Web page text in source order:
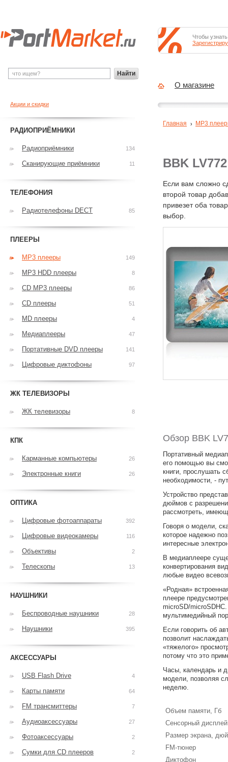
BBK
Если вам сложно
второй товар
привезет оба
выбор.
Обзор BBK
Портативный
его помощью вы
книги, прослушать
необходимости, -
Устройство
дюймов с
рассмотреть,
Говоря о модели,
которое надежно
интересные
В медиаплеере
конвертирования
любые видео
«Родная»
плеере
microSD/
мультимедийный
Если говорить об
позволит
«тяжелого»
потому что это
Часы, календарь и
модели, позволяя
неделю.
Объем памяти, Гб
Сенсорный дисплей
Размер экрана,
FM-тюнер
Диктофон
Главная MP3
Акции и скидки
РАДИОПРИЁМНИКИ
Радиоприёмники 134
Сканирующие приёмники 11
ТЕЛЕФОНИЯ
Радиотелефоны DECT 85
ПЛЕЕРЫ
MP3 плееры 149
MP3 HDD плееры 8
CD MP3 плееры 86
CD плееры 51
MD плееры 4
Медиаплееры 47
Портативные DVD плееры 141
Цифровые диктофоны 97
ЖК ТЕЛЕВИЗОРЫ
ЖК телевизоры 8
КПК
Карманные компьютеры 26
Электронные книги 26
ОПТИКА
Цифровые фотоаппараты 392
Цифровые видеокамеры 116
Объективы 2
Телескопы 13
НАУШНИКИ
Беспроводные наушники 28
Наушники 395
АКСЕССУАРЫ
USB Flash Drive 4
Карты памяти 64
FM трансмиттеры 7
Аудиоаксессуары 27
Фотоаксессуары 2
Сумки для CD плееров 2
Найти
Чтобы
О магазине